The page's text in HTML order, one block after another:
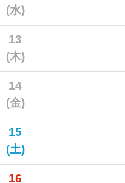
(水)
13
(木)
14
(金)
15
(土)
16